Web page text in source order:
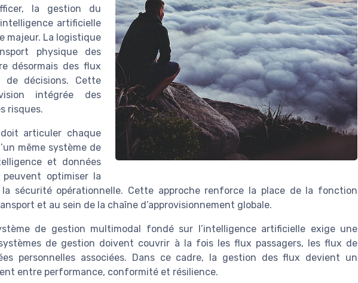
la gestion du
artificielle
majeur. La logistique
physique des
désormais des flux
de décisions. Cette
intégrée des
risques.
articuler chaque
même système de
et données
optimiser la
sécurité opérationnelle. Cette approche renforce la place de la fonction
et au sein de la chaîne d’approvisionnement globale.
de gestion multimodal fondé sur l’intelligence artificielle exige une
de gestion doivent couvrir à la fois les flux passagers, les flux de
personnelles associées. Dans ce cadre, la gestion des flux devient un
entre performance, conformité et résilience.